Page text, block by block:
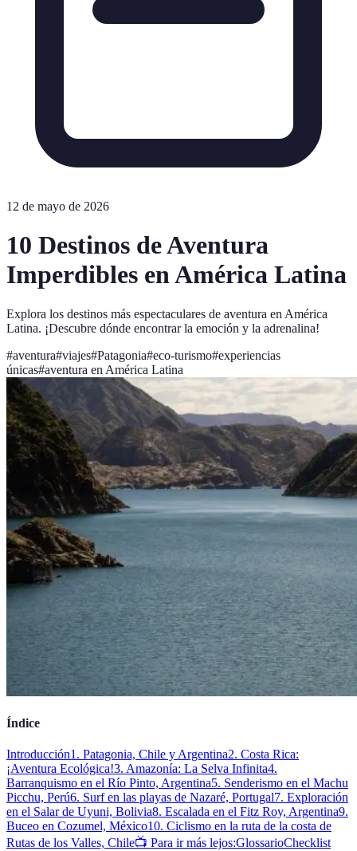
12 de mayo de 2026
10 Destinos de Aventura
Imperdibles en América Latina
Explora los destinos más espectaculares de aventura en América
Latina. ¡Descubre dónde encontrar la emoción y la adrenalina!
#aventura#viajes#Patagonia#eco-turismo#experiencias
únicas#aventura en América Latina
Índice
Introducción1. Patagonia, Chile y Argentina2. Costa Rica:
¡Aventura Ecológica!3. Amazonía: La Selva Infinita4.
Barranquismo en el Río Pinto, Argentina5. Senderismo en el Machu
Picchu, Perú6. Surf en las playas de Nazaré, Portugal7. Exploración
en el Salar de Uyuni, Bolivia8. Escalada en el Fitz Roy, Argentina9.
Buceo en Cozumel, México10. Ciclismo en la ruta de la costa de
Rutas de los Valles, Chile📺 Para ir más lejos:GlossarioChecklist